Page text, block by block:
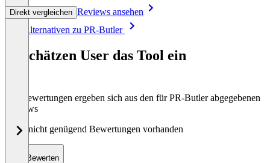
Direkt vergleichen Reviews ansehen
Alle Alternativen zu PR-Butler
So schätzen User das Tool ein
Die Bewertungen ergeben sich aus den für PR-Butler abgegebenen
Reviews
Noch nicht genügend Bewertungen vorhanden
Bewerten